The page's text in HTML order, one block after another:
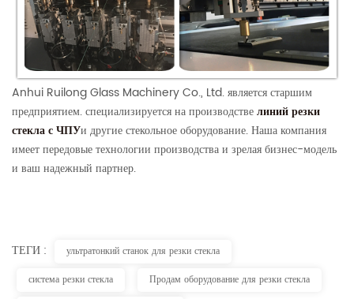
Anhui Ruilong Glass Machinery Co., Ltd. является старшим
предприятием. специализируется на производствелиний резки
стекла с ЧПУи другие стекольное оборудование. Наша компания
имеет передовые технологии производства и зрелая бизнес-модель
и ваш надежный партнер.
ТЕГИ :
ультратонкий станок для резки стекла
система резки стекла
Продам оборудование для резки стекла